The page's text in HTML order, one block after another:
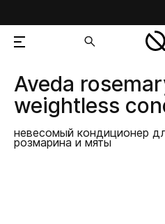
добавлен в корзину
Aveda
weightless
невесомый кондиционер
розмарина и мяты